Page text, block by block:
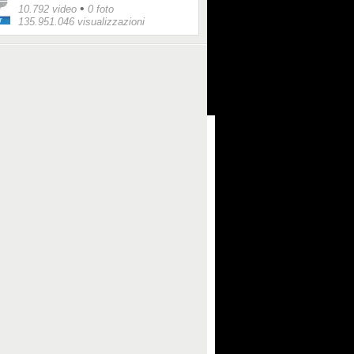
10.792 video • 0 foto
135.951.046 visualizzazioni